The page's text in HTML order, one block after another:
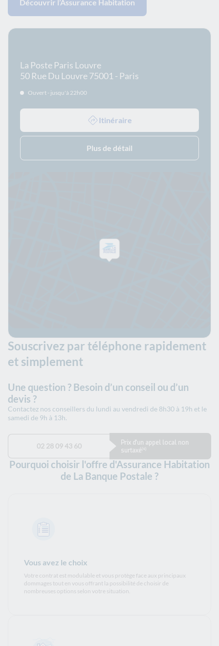
Découvrir l’Assurance Habitation
La Poste Paris Louvre
50 Rue Du Louvre 75001 - Paris
Ouvert - jusqu'à 22h00
Itinéraire
Plus de détail
Souscrivez par téléphone rapidement
et simplement
Une question ? Besoin d’un conseil ou d’un
devis ?
Contactez nos conseillers du lundi au vendredi de 8h30 à 19h et le
samedi de 9h à 13h.
02 28 09 43 60
Prix d'un appel local non
surtaxé
Pourquoi choisir l'offre d'Assurance Habitation
de La Banque Postale ?
Vous avez le choix
Votre contrat est modulable et vous protège face aux principaux
dommages tout en vous offrant la possibilité de choisir de
nombreuses options selon votre situation.